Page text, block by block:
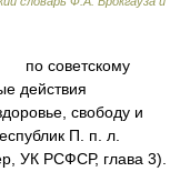
советскому
действия
свободу и
П. п. л.
УК РСФСР, глава 3).